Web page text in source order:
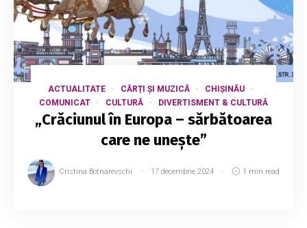
ACTUALITATE CĂRȚI ȘI MUZICĂ
CHIȘINĂU
COMUNICAT
CULTURĂ DIVERTISMENT & CULTURĂ
„Crăciunul în Europa – sărbătoarea
care ne unește”
Cristina Botnarevschi 17 decembrie 2024 1 min read